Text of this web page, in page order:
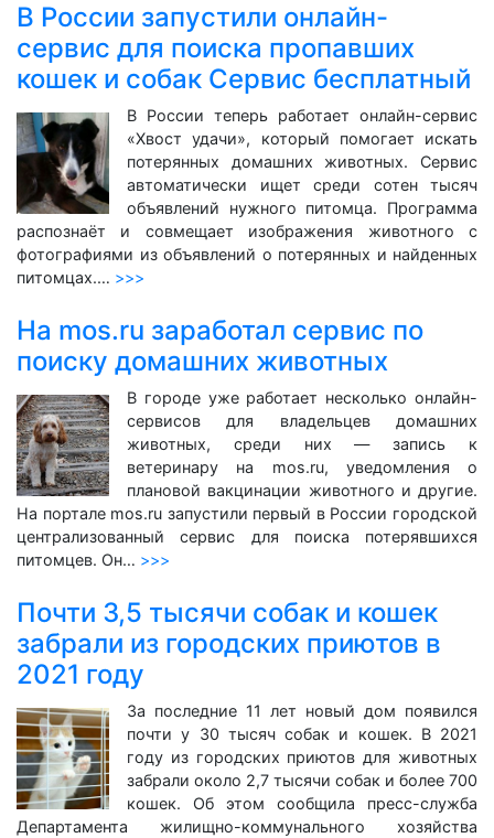
В России запустили онлайн-
сервис для поиска пропавших
кошек и собак Сервис бесплатный
В России теперь работает онлайн-сервис
«Хвост удачи», который помогает искать
потерянных домашних животных. Сервис
автоматически ищет среди сотен тысяч
объявлений нужного питомца. Программа
распознаёт и совмещает изображения животного с
фотографиями из объявлений о потерянных и найденных
питомцах.… >>>
На mos.ru заработал сервис по
поиску домашних животных
В городе уже работает несколько онлайн-
сервисов для владельцев домашних
животных, среди них — запись к
ветеринару на mos.ru, уведомления о
плановой вакцинации животного и другие.
На портале mos.ru запустили первый в России городской
централизованный сервис для поиска потерявшихся
питомцев. Он… >>>
Почти 3,5 тысячи собак и кошек
забрали из городских приютов в
2021 году
За последние 11 лет новый дом появился
почти у 30 тысяч собак и кошек. В 2021
году из городских приютов для животных
забрали около 2,7 тысячи собак и более 700
кошек. Об этом сообщила пресс-служба
Департамента жилищно-коммунального хозяйства